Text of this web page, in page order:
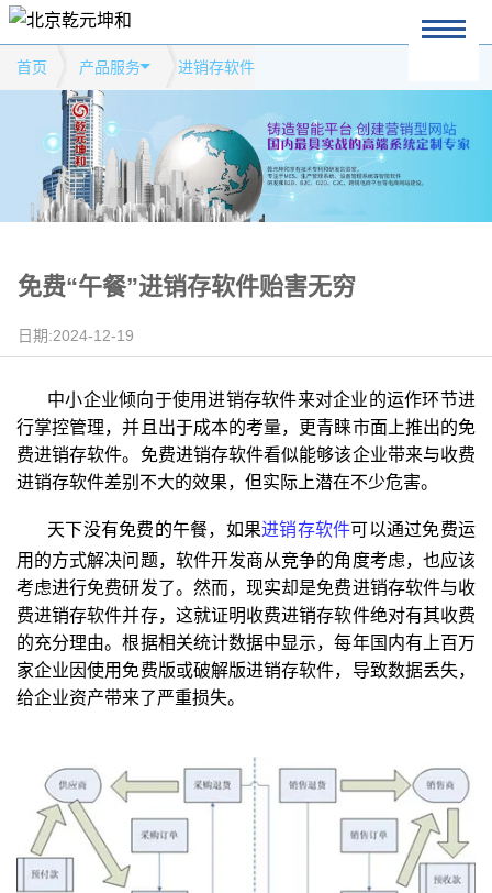
首页 产品服务 进销存软件
免费“午餐”进销存软件贻害无穷
日期:2024-12-19
中小企业倾向于使用进销存软件来对企业的运作环节进
行掌控管理，并且出于成本的考量，更青睐市面上推出的免
费进销存软件。免费进销存软件看似能够该企业带来与收费
进销存软件差别不大的效果，但实际上潜在不少危害。
天下没有免费的午餐，如果进销存软件可以通过免费运
用的方式解决问题，软件开发商从竞争的角度考虑，也应该
考虑进行免费研发了。然而，现实却是免费进销存软件与收
费进销存软件并存，这就证明收费进销存软件绝对有其收费
的充分理由。根据相关统计数据中显示，每年国内有上百万
家企业因使用免费版或破解版进销存软件，导致数据丢失，
给企业资产带来了严重损失。